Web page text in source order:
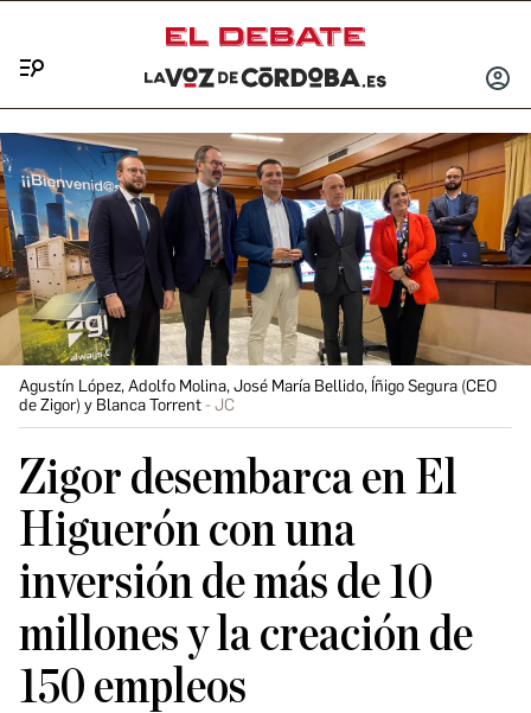
INICIAR
Agustín López, Adolfo Molina, José María Bellido, Íñigo Segura (CEO
de Zigor) y Blanca Torrent
JC
Zigor desembarca en El
Higuerón con una
inversión de más de 10
millones y la creación de
150 empleos